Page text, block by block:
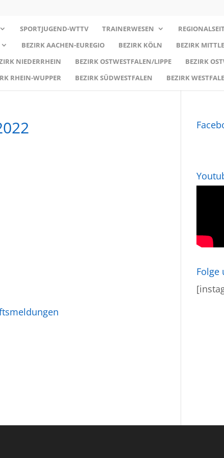
SPORTJUGEND-WTTV TRAINERWESEN
BEZIRK AACHEN-EUREGIO BEZIRK KÖLN
BEZIRK
NIEDERRHEIN BEZIRK OSTWESTFALEN/LIPPE
BEZIRK
RHEIN-WUPPER BEZIRK SÜDWESTFALEN BEZIRK
Folge